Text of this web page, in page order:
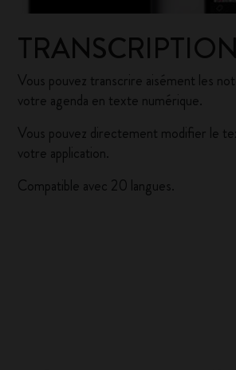
TRANSCRIPTION
Vous pouvez transcrire aisément les
votre agenda en texte numérique.
Vous pouvez directement modifier le
votre application.
Compatible avec 20 langues.